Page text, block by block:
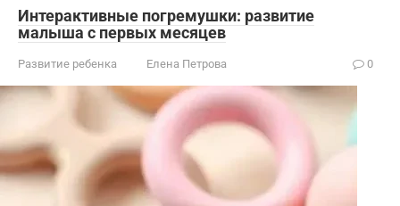
Интерактивные погремушки: развитие
малыша с первых месяцев
Развитие ребенка Елена Петрова 0